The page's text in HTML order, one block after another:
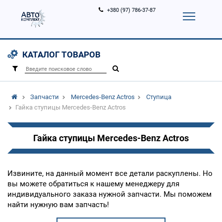
0)
Услуги
+380 (97) 786-37-87
КАТАЛОГ ТОВАРОВ
Запчасти Mercedes-Benz Actros
Ступица
Гайка ступицы Mercedes-Benz Actros
Гайка ступицы Mercedes-Benz Actros
Извините, на данный момент все детали раскуплены. Но
вы можете обратиться к нашему менеджеру для
индивидуального заказа нужной запчасти. Мы поможем
найти нужную вам запчасть!